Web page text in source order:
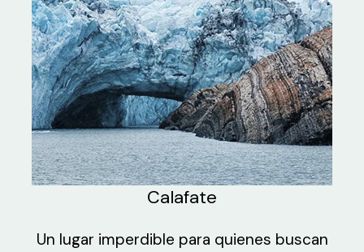
Calafate
Un lugar imperdible para quienes buscan